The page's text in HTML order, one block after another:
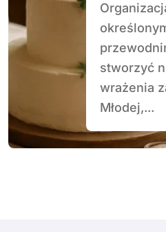
lub
Organizacja wesela z jasno
stworzyć
wrażenia
Młodej,...